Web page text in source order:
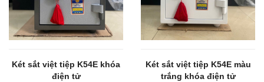
Két sắt việt tiệp K54E khóa
điện tử
Két sắt việt tiệp K54E màu
trắng khóa điện tử